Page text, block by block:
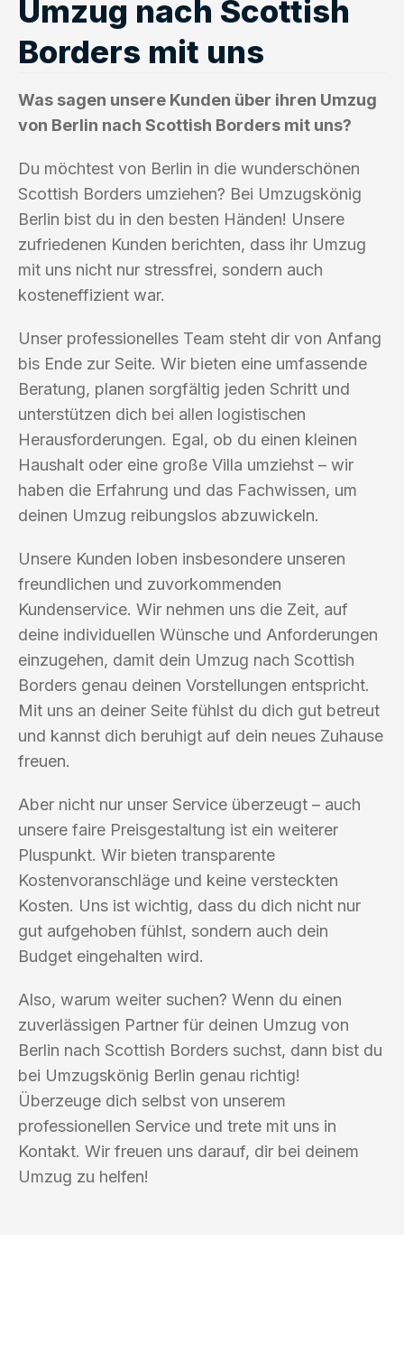
Umzug nach Scottish
Borders mit uns
Was sagen unsere Kunden über ihren Umzug
von Berlin nach Scottish Borders mit uns?
Du möchtest von Berlin in die wunderschönen
Scottish Borders umziehen? Bei Umzugskönig
Berlin bist du in den besten Händen! Unsere
zufriedenen Kunden berichten, dass ihr Umzug
mit uns nicht nur stressfrei, sondern auch
kosteneffizient war.
Unser professionelles Team steht dir von Anfang
bis Ende zur Seite. Wir bieten eine umfassende
Beratung, planen sorgfältig jeden Schritt und
unterstützen dich bei allen logistischen
Herausforderungen. Egal, ob du einen kleinen
Haushalt oder eine große Villa umziehst – wir
haben die Erfahrung und das Fachwissen, um
deinen Umzug reibungslos abzuwickeln.
Unsere Kunden loben insbesondere unseren
freundlichen und zuvorkommenden
Kundenservice. Wir nehmen uns die Zeit, auf
deine individuellen Wünsche und Anforderungen
einzugehen, damit dein Umzug nach Scottish
Borders genau deinen Vorstellungen entspricht.
Mit uns an deiner Seite fühlst du dich gut betreut
und kannst dich beruhigt auf dein neues Zuhause
freuen.
Aber nicht nur unser Service überzeugt – auch
unsere faire Preisgestaltung ist ein weiterer
Pluspunkt. Wir bieten transparente
Kostenvoranschläge und keine versteckten
Kosten. Uns ist wichtig, dass du dich nicht nur
gut aufgehoben fühlst, sondern auch dein
Budget eingehalten wird.
Also, warum weiter suchen? Wenn du einen
zuverlässigen Partner für deinen Umzug von
Berlin nach Scottish Borders suchst, dann bist du
bei Umzugskönig Berlin genau richtig!
Überzeuge dich selbst von unserem
professionellen Service und trete mit uns in
Kontakt. Wir freuen uns darauf, dir bei deinem
Umzug zu helfen!